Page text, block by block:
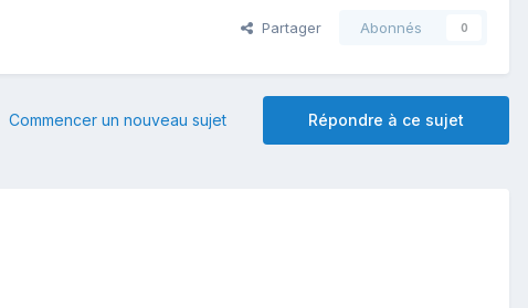
Partager Abonnés 0
Répondre à ce sujet
Commencer un nouveau sujet